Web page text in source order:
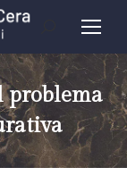
problema